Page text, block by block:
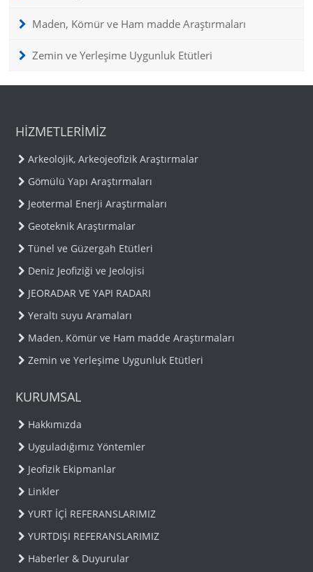
Maden, Kömür ve Ham madde Araştırmaları
Zemin ve Yerleşime Uygunluk Etütleri
HİZMETLERİMİZ
Arkeolojik, Arkeojeofizik Araştırmalar
Gömülü Yapı Araştırmaları
Jeotermal Enerji Araştırmaları
Geoteknik Araştırmalar
Tünel ve Güzergah Etütleri
Deniz Jeofiziği ve Jeolojisi
JEORADAR VE YAPI RADARI
Yeraltı suyu Aramaları
Maden, Kömür ve Ham madde Araştırmaları
Zemin ve Yerleşime Uygunluk Etütleri
KURUMSAL
Hakkımızda
Uyguladığımız Yöntemler
Jeofizik Ekipmanlar
Linkler
YURT İÇİ REFERANSLARIMIZ
YURTDIŞI REFERANSLARIMIZ
Haberler & Duyurular